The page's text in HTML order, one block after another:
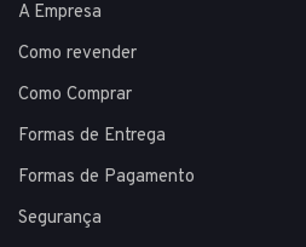
A Empresa
Como revender
Como Comprar
Formas de Entrega
Formas de Pagamento
Segurança